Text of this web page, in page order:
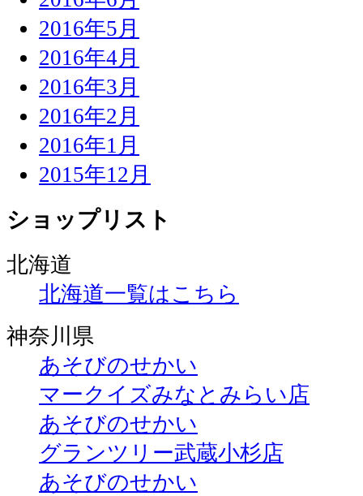
2016年5月
2016年4月
2016年3月
2016年2月
2016年1月
2015年12月
ショップリスト
北海道
北海道一覧はこちら
神奈川県
あそびのせかい
マークイズみなとみらい店
あそびのせかい
グランツリー武蔵小杉店
あそびのせかい